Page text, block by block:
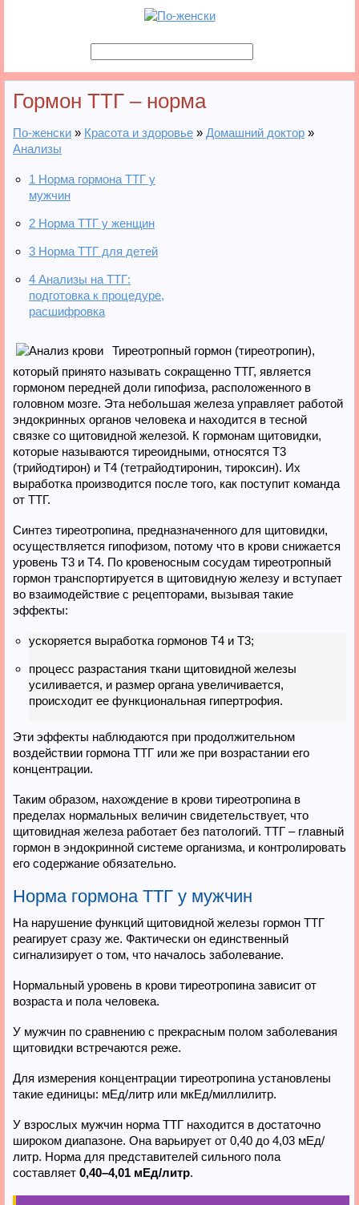
Гормон ТТГ – норма
По-женски » Красота и здоровье » Домашний доктор »
Анализы
1 Норма гормона ТТГ у
мужчин
2 Норма ТТГ у женщин
3 Норма ТТГ для детей
4 Анализы на ТТГ:
подготовка к процедуре,
расшифровка
Тиреотропный гормон (тиреотропин),
который принято называть сокращенно ТТГ, является
гормоном передней доли гипофиза, расположенного в
головном мозге. Эта небольшая железа управляет работой
эндокринных органов человека и находится в тесной
связке со щитовидной железой. К гормонам щитовидки,
которые называются тиреоидными, относятся Т3
(трийодтирон) и Т4 (тетрайодтиронин, тироксин). Их
выработка производится после того, как поступит команда
от ТТГ.
Синтез тиреотропина, предназначенного для щитовидки,
осуществляется гипофизом, потому что в крови снижается
уровень Т3 и Т4. По кровеносным сосудам тиреотропный
гормон транспортируется в щитовидную железу и вступает
во взаимодействие с рецепторами, вызывая такие
эффекты:
ускоряется выработка гормонов Т4 и Т3;
процесс разрастания ткани щитовидной железы
усиливается, и размер органа увеличивается,
происходит ее функциональная гипертрофия.
Эти эффекты наблюдаются при продолжительном
воздействии гормона ТТГ или же при возрастании его
концентрации.
Таким образом, нахождение в крови тиреотропина в
пределах нормальных величин свидетельствует, что
щитовидная железа работает без патологий. ТТГ – главный
гормон в эндокринной системе организма, и контролировать
его содержание обязательно.
Норма гормона ТТГ у мужчин
На нарушение функций щитовидной железы гормон ТТГ
реагирует сразу же. Фактически он единственный
сигнализирует о том, что началось заболевание.
Нормальный уровень в крови тиреотропина зависит от
возраста и пола человека.
У мужчин по сравнению с прекрасным полом заболевания
щитовидки встречаются реже.
Для измерения концентрации тиреотропина установлены
такие единицы: мЕд/литр или мкЕд/миллилитр.
У взрослых мужчин норма ТТГ находится в достаточно
широком диапазоне. Она варьирует от 0,40 до 4,03 мЕд/
литр. Норма для представителей сильного пола
составляет 0,40–4,01 мЕд/литр.